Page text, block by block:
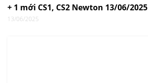
+ 1 mới CS1, CS2 Newton 13/06/2025
13/06/2025